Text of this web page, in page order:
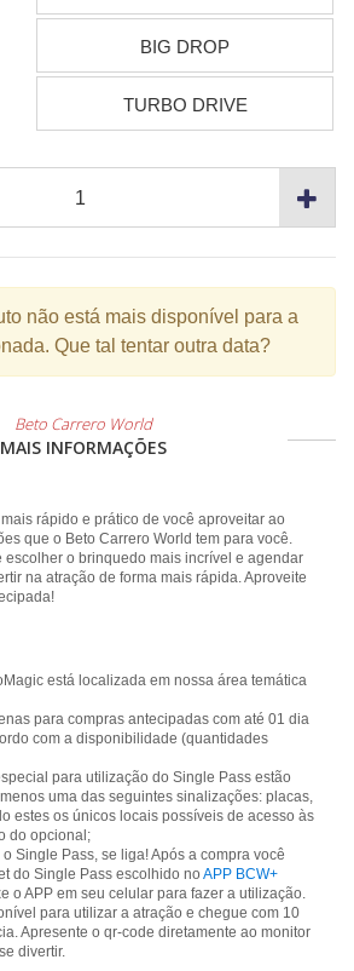
BIG DROP
TURBO DRIVE
não está mais disponível para a
Que tal tentar outra data?
Beto Carrero World
MAIS INFORMAÇÕES
rápido e prático de você aproveitar ao
que o Beto Carrero World tem para você.
escolher o brinquedo mais incrível e agendar
na atração de forma mais rápida. Aproveite
está localizada em nossa área temática
para compras antecipadas com até 01 dia
com a disponibilidade (quantidades
para utilização do Single Pass estão
uma das seguintes sinalizações: placas,
estes os únicos locais possíveis de acesso às
do opcional;
Single Pass, se liga! Após a compra você
do Single Pass escolhido no APP BCW+
o APP em seu celular para fazer a utilização.
para utilizar a atração e chegue com 10
Apresente o qr-code diretamente ao monitor
divertir.